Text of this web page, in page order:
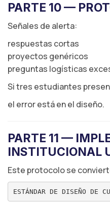
PARTE 10 —
Señales de alerta:
respuestas cortas
proyectos genéricos
preguntas logísticas
Si tres estudiantes
el error está en el diseño.
PARTE 11 —
INSTITUCIONAL
Este protocolo se